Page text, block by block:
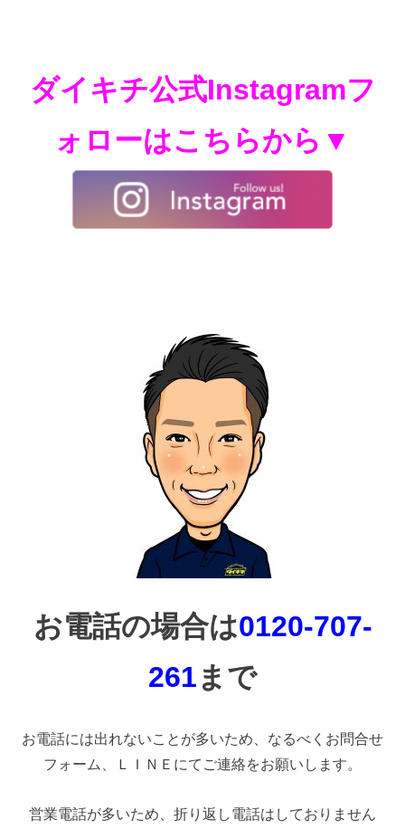
ダイキチ公式Instagramフ
ォローはこちらから▼
お電話の場合は0120-707-
261まで
お電話には出れないことが多いため、なるべくお問合せ
フォーム、ＬＩＮＥにてご連絡をお願いします。
営業電話が多いため、折り返し電話はしておりません